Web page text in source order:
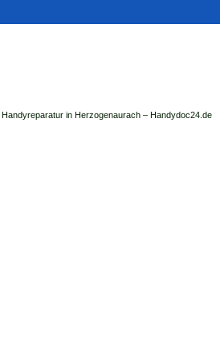
Handyreparatur in Herzogenaurach – Handydoc24.de